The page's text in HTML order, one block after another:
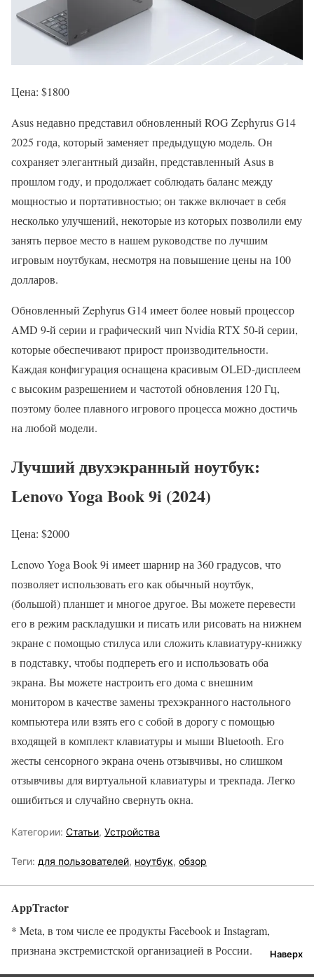
Цена: $1800
Asus недавно представил обновленный ROG Zephyrus G14
2025 года, который заменяет предыдущую модель. Он
сохраняет элегантный дизайн, представленный Asus в
прошлом году, и продолжает соблюдать баланс между
мощностью и портативностью; он также включает в себя
несколько улучшений, некоторые из которых позволили ему
занять первое место в нашем руководстве по лучшим
игровым ноутбукам, несмотря на повышение цены на 100
долларов.
Обновленный Zephyrus G14 имеет более новый процессор
AMD 9-й серии и графический чип Nvidia RTX 50-й серии,
которые обеспечивают прирост производительности.
Каждая конфигурация оснащена красивым OLED-дисплеем
с высоким разрешением и частотой обновления 120 Гц,
поэтому более плавного игрового процесса можно достичь
на любой модели.
Лучший двухэкранный ноутбук:
Lenovo Yoga Book 9i (2024)
Цена: $2000
Lenovo Yoga Book 9i имеет шарнир на 360 градусов, что
позволяет использовать его как обычный ноутбук,
(большой) планшет и многое другое. Вы можете перевести
его в режим раскладушки и писать или рисовать на нижнем
экране с помощью стилуса или сложить клавиатуру-книжку
в подставку, чтобы подпереть его и использовать оба
экрана. Вы можете настроить его дома с внешним
монитором в качестве замены трехэкранного настольного
компьютера или взять его с собой в дорогу с помощью
входящей в комплект клавиатуры и мыши Bluetooth. Его
жесты сенсорного экрана очень отзывчивы, но слишком
отзывчивы для виртуальной клавиатуры и трекпада. Легко
ошибиться и случайно свернуть окна.
Категории: Статьи, Устройства
Теги: для пользователей, ноутбук, обзор
AppTractor
Наверх
* Meta, в том числе ее продукты Facebook и Instagram,
признана экстремистской организацией в России.